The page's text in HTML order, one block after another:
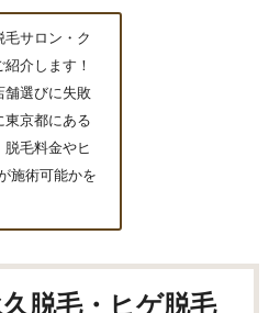
毛サロン・ク
介します！
舗選びに失敗
東京都にある
脱毛料金やヒ
施術可能かを
脱毛・ヒゲ脱毛